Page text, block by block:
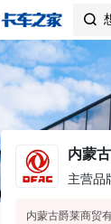

内蒙
主营品
内蒙古爵莱商贸